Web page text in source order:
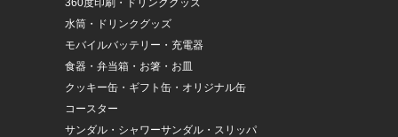
360度印刷・ドリンクグッズ
水筒・ドリンクグッズ
モバイルバッテリー・充電器
食器・弁当箱・お箸・お皿
クッキー缶・ギフト缶・オリジナル缶
コースター
サンダル・シャワーサンダル・スリッパ